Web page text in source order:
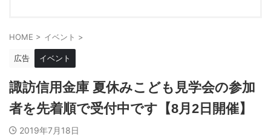
HOME > イベント >
広告 イベント
諏訪信用金庫 夏休みこども見学会の参加
者を先着順で受付中です【8月2日開催】
2019年7月18日